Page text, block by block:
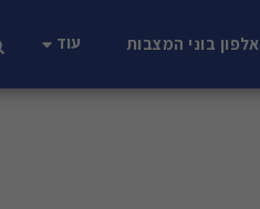
אלפון בוני המצבות עוד